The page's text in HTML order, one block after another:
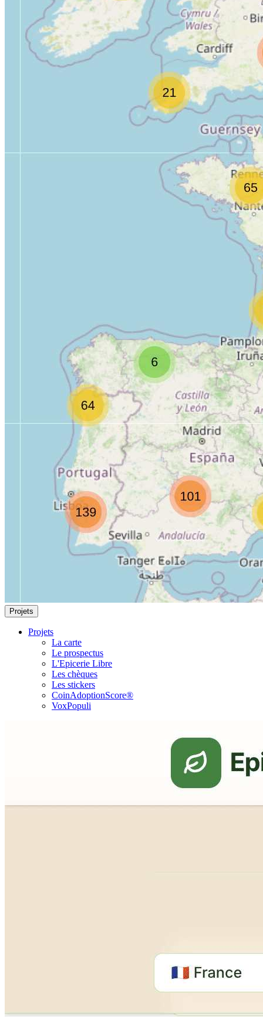
Projets
Projets
La carte
Le prospectus
L'Epicerie Libre
Les chèques
Les stickers
CoinAdoptionScore®
VoxPopuli